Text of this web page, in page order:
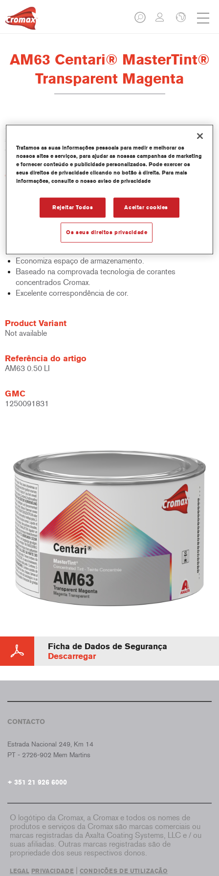
AM63 Centari® MasterTint®
Transparent Magenta
O Centari Mastertint é um corante concentrado em base
solvente que faz parte da linha de Bases Bicamada e Esmaltes
Centari.
Características do produto
Sistema de pintura em base solvente distinto, versátil e de
fácil utilização.
Um equipamento de mistura único disponibiliza todas as
qualidades de tinta em base solvente - médio e alto teor de
sólidos, acabamentos e bases.
Rápido controlo de inventário.
Economiza espaço de armazenamento.
Baseado na comprovada tecnologia de corantes
concentrados Cromax.
Excelente correspondência de cor.
Product Variant
Not available
Referência do artigo
AM63 0.50 LI
GMC
1250091831
Ficha de Dados de Segurança
Descarregar
CONTACTO
Estrada Nacional 249, Km 14
PT - 2726-902 Mem Martins
+ 351 21 926 6000
O logótipo da Cromax, a Cromax e todos os nomes de
produtos e serviços da Cromax são marcas comerciais ou
marcas registradas da Axalta Coating Systems, LLC e / ou
suas afiliadas. Outras marcas registradas são de
propriedade dos seus respectivos donos.
LEGAL PRIVACIDADE CONDIÇÕES DE UTILIZAÇÃO
Tratamos as suas informações pessoais para medir e melhorar os
nossos sites e serviços, para ajudar as nossas campanhas de marketing
e fornecer conteúdo e publicidade personalizados. Pode exercer os
seus direitos de privacidade clicando no botão à direita. Para mais
informações, consulte o nosso aviso de privacidade
Rejeitar Todos Aceitar cookies
Os seus direitos privacidade